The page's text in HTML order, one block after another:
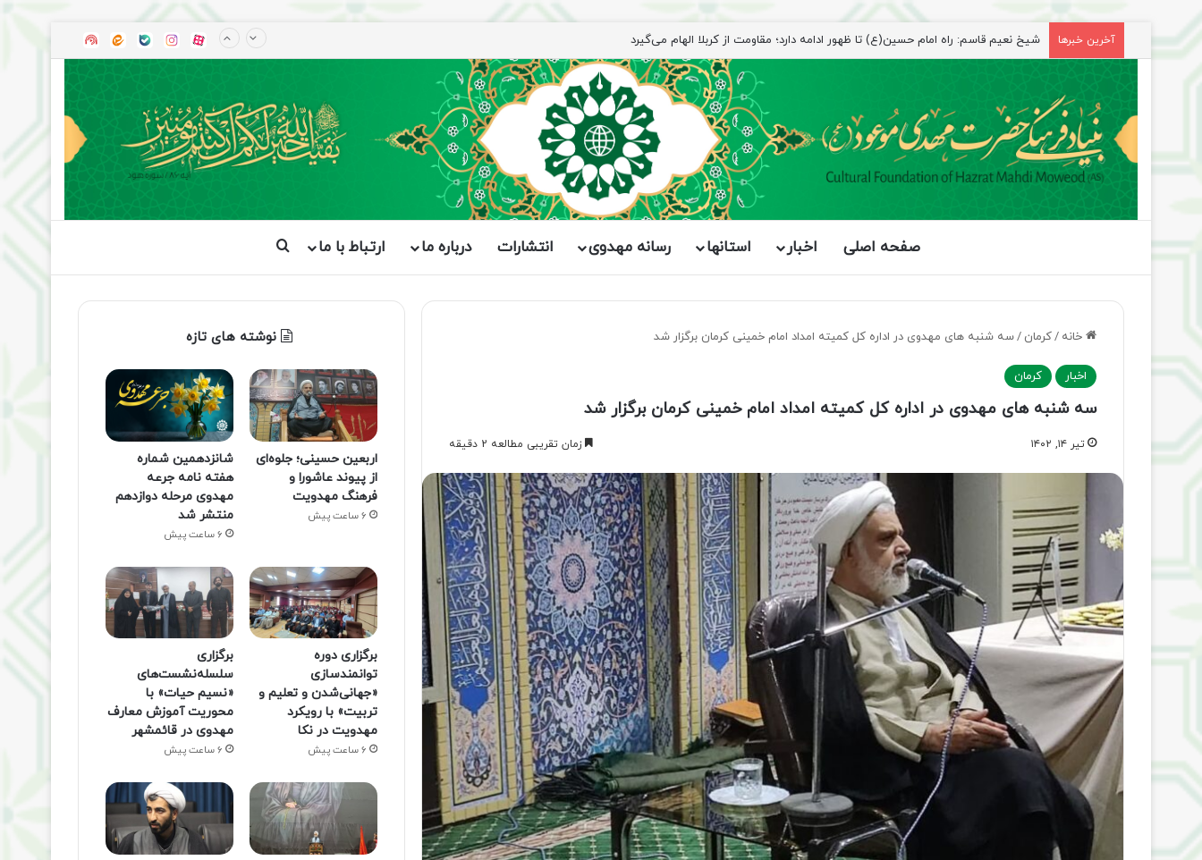
آخرین خبرها راهپیمایی اربعین، رزمایش منتظران ظهور آپاراتاینستاگرام
بله ایتا
صفحه اصلی اخبار استانها رسانه مهدوی انتشارات درباره ما ارتباط با ما جستجو برای
خانه /کرمان /سه شنبه های مهدوی در اداره کل کمیته امداد امام خمینی کرمان برگزار شد
اخبار کرمان
سه شنبه های مهدوی در اداره کل کمیته امداد امام خمینی کرمان برگزار شد
تیر ۱۴, ۱۴۰۲ زمان تقریبی مطالعه 2 دقیقه
نوشته های تازه
اربعین حسینی؛ جلوه‌ای
از پیوند عاشورا و
فرهنگ مهدویت
6 ساعت پیش
شانزدهمین شماره
هفته‌ نامه جرعه
مهدوی مرحله دوازدهم
منتشر شد
6 ساعت پیش
برگزاری دوره
توانمندسازی
«جهانی‌شدن و تعلیم و
تربیت» با رویکرد
مهدویت در نکا
6 ساعت پیش
برگزاری
سلسله‌نشست‌های
«نسیم حیات» با
محوریت آموزش معارف
مهدوی در قائمشهر
6 ساعت پیش